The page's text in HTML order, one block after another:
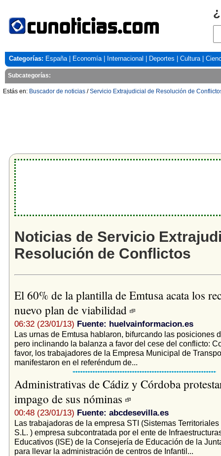
Categorías: España| Economía| Internacional Deportes Cultura|
Subcategorías:
Estás en: Buscador de noticias /Servicio Extrajudicial de Resolución de
Noticias de Servicio
Resolución de Conflictos
El 60% de la plantilla de Emtusa acata los
nuevo plan de viabilidad
06:32 (23/01/13) Fuente: huelvainformacion.es
Las urnas de Emtusa hablaron, bifurcando las posiciones
pero inclinando la balanza a favor del cese del conflicto:
favor, los trabajadores de la Empresa Municipal de
manifestaron en el referéndum de...
Administrativas de Cádiz y Córdoba
impago de sus nóminas
00:48 (23/01/13) Fuente: abcdesevilla.es
Las trabajadoras de la empresa STI (Sistemas Territoriales
S.L. ) empresa subcontratada por el ente de
Educativos (ISE) de la Consejería de Educación de la
para llevar la administración de centros de Infantil...